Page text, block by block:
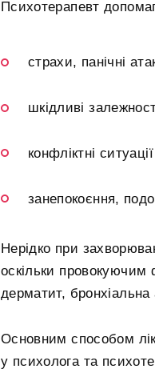
Психотерапевт
страхи, панічні
шкідливі
конфліктні
занепокоєння,
Нерідко при
оскільки провокуючим
дерматит,
Основним способом
у психолога та